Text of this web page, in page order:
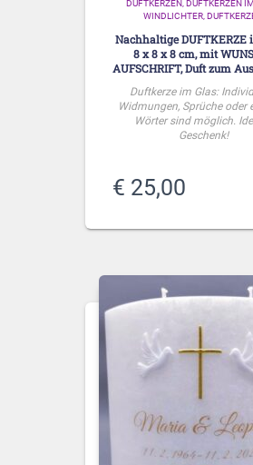
DUFTKERZEN, DUFTKERZEN
WINDLICHTER
Nachhaltige DUFTKERZE
8 x 8 x 8 cm, mit
AUFSCHRIFT, Duft zum
Duftkerze im Glas:
Widmungen, Sprüche oder
Wörter sind möglich.
Geschenk!
€ 25,00